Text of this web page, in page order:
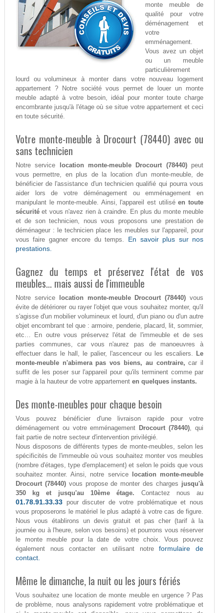
monte meuble de
qualité pour votre
déménagement et
votre
emménagement.
Vous avez un objet
ou un meuble
particulièrement
lourd ou volumineux à monter dans votre nouveau logement
appartement ? Notre société vous permet de louer un monte
meuble adapté à votre besoin, idéal pour monter toute charge
encombrante jusqu'à l'étage où se situe votre appartement et ceci
en toute sécurité.
Votre monte-meuble à Drocourt (78440) avec ou
sans technicien
Notre service location monte-meuble Drocourt (78440)peut
vous permettre, en plus de la location d'un monte-meuble, de
bénéficier de l'assistance d'un technicien qualifié qui pourra vous
aider lors de votre déménagement ou emménagement en
manipulant le monte-meuble. Ainsi, l'appareil est utiliséen toute
sécuritéet vous n'avez rien à craindre. En plus du monte meuble
et de son technicien, nous vous proposons une prestation de
déménageur : le technicien place les meubles sur l'appareil, pour
vous faire gagner encore du temps. En savoir plus sur nos
prestations.
Gagnez du temps et préservez l'état de vos
meubles... mais aussi de l'immeuble
Notre service location monte-meuble Drocourt (78440) vous
évite de détériorer ou rayer l'objet que vous souhaitez monter, qu'il
s'agisse d'un mobilier volumineux et lourd, d'un piano ou d'un autre
objet encombrant tel que : armoire, penderie, placard, lit, sommier,
etc… En outre vous préservez l'état de l'immeuble et de ses
parties communes, car vous n'aurez pas de manoeuvres à
effectuer dans le hall, le palier, l'ascenceur ou les escaliers. Le
monte-meuble n'abimera pas vos biens, au contraire, car il
suffit de les poser sur l'appareil pour qu'ils terminent comme par
magie à la hauteur de votre appartement en quelques instants.
Des monte-meubles pour chaque besoin
Vous pouvez bénéficier d'une livraison rapide pour votre
déménagement ou votre emménagement Drocourt (78440), qui
fait partie de notre secteur d'intervention privilégié.
Nous disposons de différents types de monte-meubles, selon les
spécificités de l'immeuble où vous souhaitez monter vos meubles
(nombre d'étages, type d'emplacement) et selon le poids que vous
souhaitez monter. Ainsi, notre service
location monte-meuble
Drocourt (78440)vous propose de monter des charges jusqu'à
350 kg et jusqu'au 10ème étage. Contactez nous au
01.78.91.33.33pour discuter de votre problématique et nous
vous proposerons le matériel le plus adapté à votre cas de figure.
Nous vous établirons un devis gratuit et pas cher (tarif à la
journée ou à l'heure, selon vos besoins) et pourrons vous réserver
le monte meuble pour la date de votre choix. Vous pouvez
également nous contacter en utilisant notreformulaire de
contact.
Même le dimanche, la nuit ou les jours fériés
Vous souhaitez une location de monte meuble en urgence ? Pas
de problème, nous analysons rapidement votre problématique et